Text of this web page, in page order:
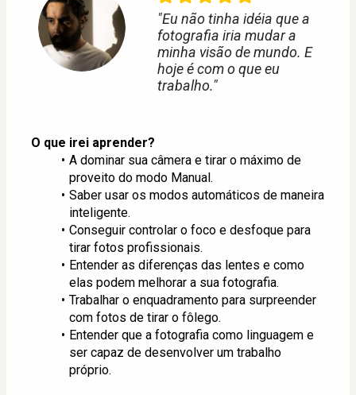
"Eu não tinha idéia que a
fotografia iria mudar a
minha visão de mundo. E
hoje é com o que eu
trabalho."
O que irei aprender?
A dominar sua câmera e tirar o máximo de
proveito do modo Manual.
Saber usar os modos automáticos de maneira
inteligente.
Conseguir controlar o foco e desfoque para
tirar fotos profissionais.
Entender as diferenças das lentes e como
elas podem melhorar a sua fotografia.
Trabalhar o enquadramento para surpreender
com fotos de tirar o fôlego.
Entender que a fotografia como linguagem e
ser capaz de desenvolver um trabalho
próprio.